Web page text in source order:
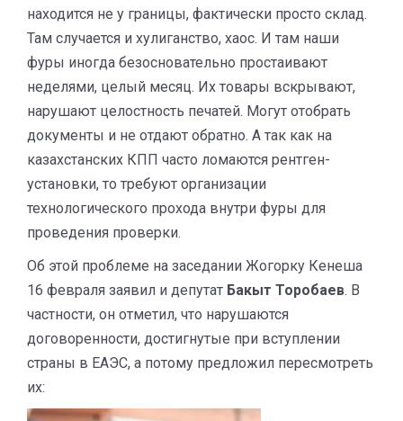
находится не у границы, фактически просто склад.
Там случается и хулиганство, хаос. И там наши
фуры иногда безосновательно простаивают
неделями, целый месяц. Их товары вскрывают,
нарушают целостность печатей. Могут отобрать
документы и не отдают обратно. А так как на
казахстанских КПП часто ломаются рентген-
установки, то требуют организации
технологического прохода внутри фуры для
проведения проверки.
Об этой проблеме на заседании Жогорку Кенеша
16 февраля заявил и депутат Бакыт Торобаев. В
частности, он отметил, что нарушаются
договоренности, достигнутые при вступлении
страны в ЕАЭС, а потому предложил пересмотреть
их: